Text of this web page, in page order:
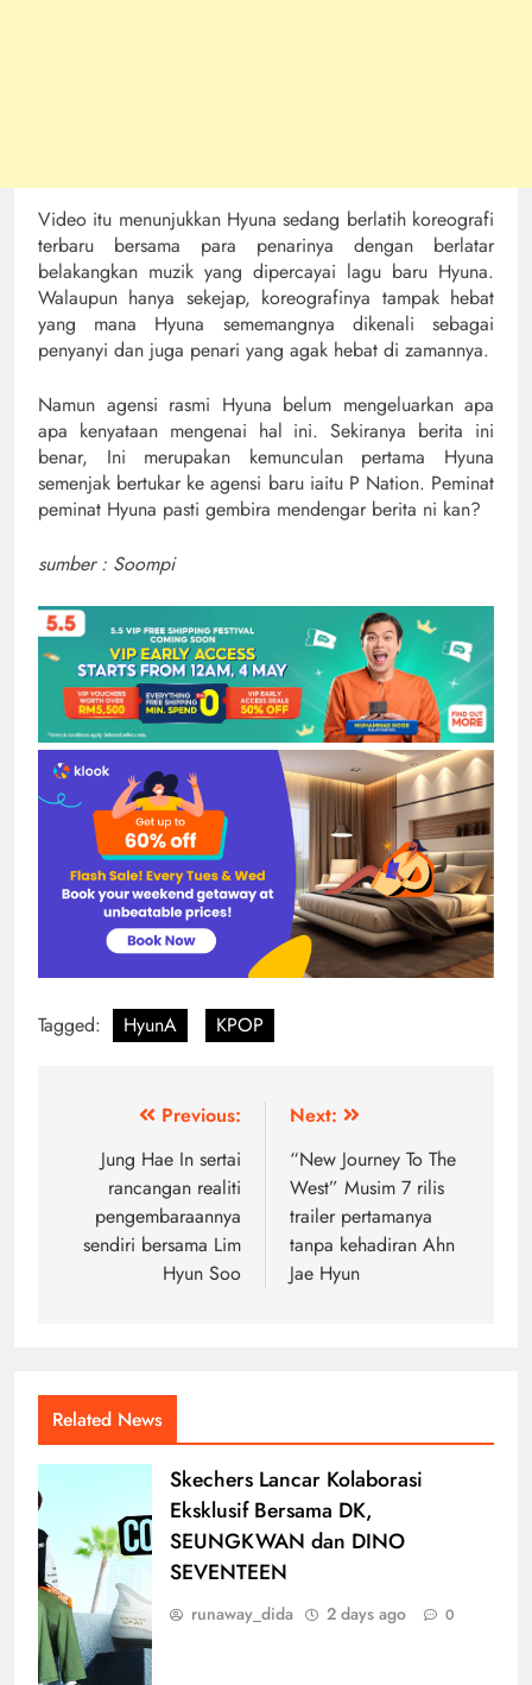
Video itu menunjukkan Hyuna sedang berlatih koreografi
terbaru bersama para penarinya dengan berlatar
belakangkan muzik yang dipercayai lagu baru Hyuna.
Walaupun hanya sekejap, koreografinya tampak hebat
yang mana Hyuna sememangnya dikenali sebagai
penyanyi dan juga penari yang agak hebat di zamannya.
Namun agensi rasmi Hyuna belum mengeluarkan apa
apa kenyataan mengenai hal ini. Sekiranya berita ini
benar, Ini merupakan kemunculan pertama Hyuna
semenjak bertukar ke agensi baru iaitu P Nation. Peminat
peminat Hyuna pasti gembira mendengar berita ni kan?
sumber : Soompi
Tagged: HyunA KPOP
navigation
Previous:
Jung Hae In sertai
rancangan realiti
pengembaraannya
sendiri bersama Lim
Hyun Soo
Next:
“New Journey To The
West” Musim 7 rilis
trailer pertamanya
tanpa kehadiran Ahn
Jae Hyun
Related News
Skechers Lancar Kolaborasi
Eksklusif Bersama DK,
SEUNGKWAN dan DINO
SEVENTEEN
runaway_dida 2 days ago 0